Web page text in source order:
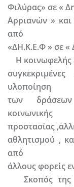
Φιλύρας» σε «
Αρριανών » και
από
«ΔΗ.Κ.Ε.Φ » σε «
Η κοινωφελής
υλοποίηση
των
κοινωνικής
προστασίας
αθλητισμού ,
από
άλλους φορείς
Σκοπός της